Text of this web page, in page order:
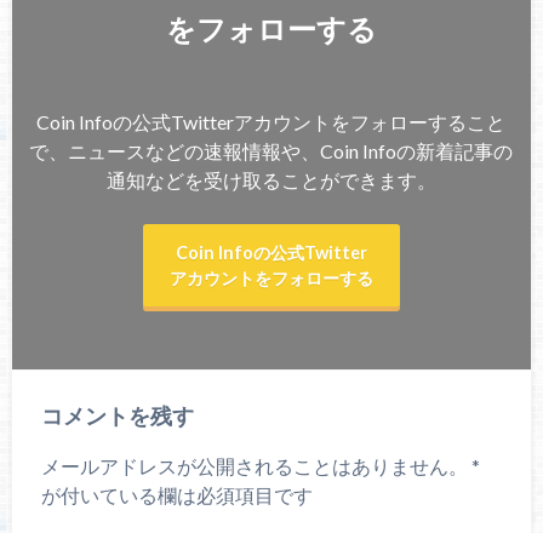
をフォローする
Coin Infoの公式Twitterアカウントをフォローすること
で、ニュースなどの速報情報や、Coin Infoの新着記事の
通知などを受け取ることができます。
Coin Infoの公式Twitter
アカウントをフォローする
コメントを残す
メールアドレスが公開されることはありません。
*
が付いている欄は必須項目です